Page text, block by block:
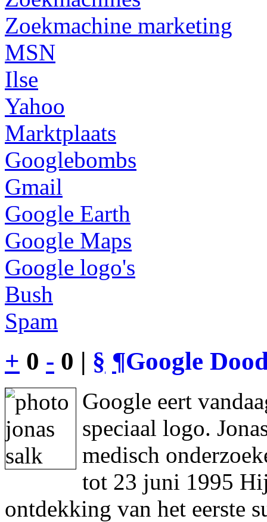
Zoekmachine marketing
MSN
Ilse
Yahoo
Marktplaats
Googlebombs
Gmail
Google Earth
Google Maps
Google logo's
Bush
Spam
+ 0 - 0 | § ¶Google
Google eert
speciaal logo.
medisch
tot 23 juni 1995
ontdekking van het eerste